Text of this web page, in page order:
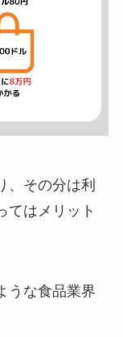
、その分は利
てはメリット
うな食品業界